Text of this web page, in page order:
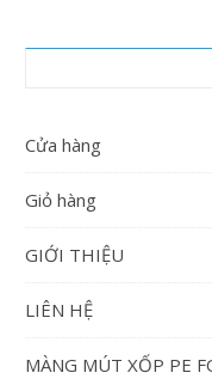
Cửa hàng
Giỏ hàng
GIỚI THIỆU
LIÊN HỆ
MÀNG MÚT XỐP PE